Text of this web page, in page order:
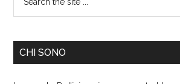
CHI SONO